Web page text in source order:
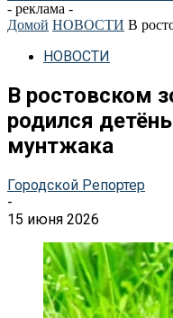
- реклама -
Домой НОВОСТИ В
НОВОСТИ
В ростовском
родился
мунтжака
Городской Репортер
-
15 июня 2026